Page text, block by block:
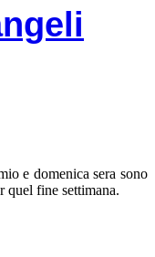
e domenica sera sono
quel fine settimana.